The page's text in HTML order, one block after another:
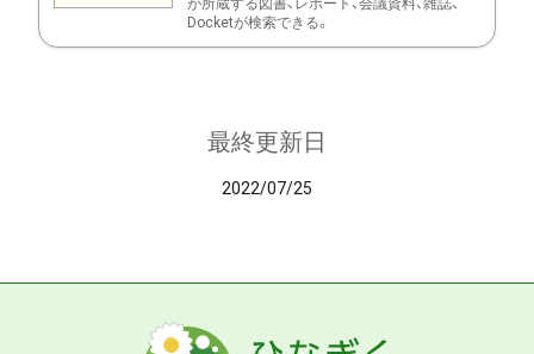
が所蔵する図書、レポート、会議資料、雑誌、
Docketが検索できる。
最終更新日
2022/07/25